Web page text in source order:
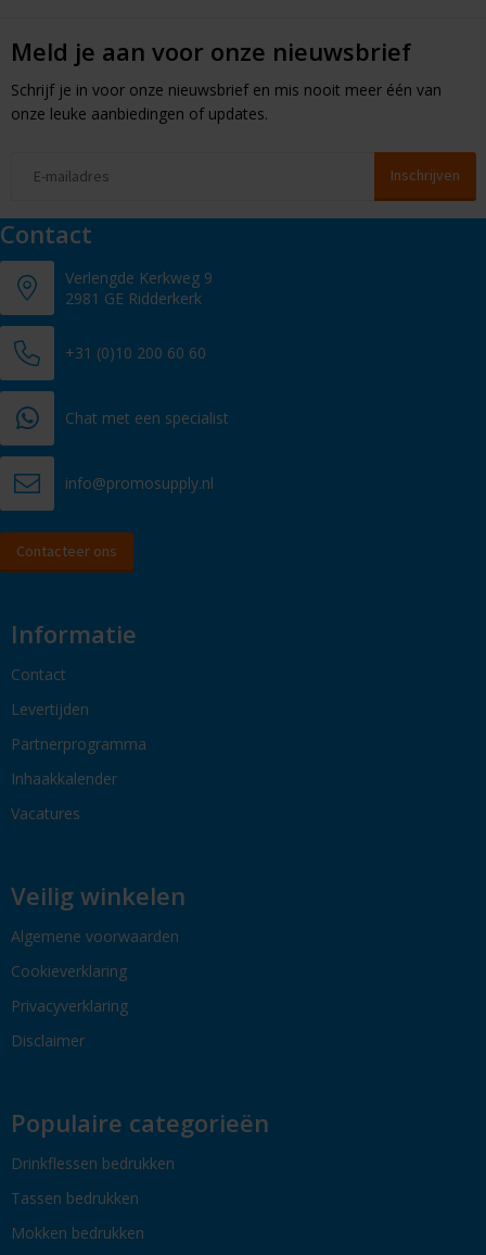
Meld je aan voor onze nieuwsbrief
Schrijf je in voor onze nieuwsbrief en mis nooit meer één van
onze leuke aanbiedingen of updates.
Contact
Verlengde Kerkweg 9
2981 GE Ridderkerk
+31 (0)10 200 60 60
Chat met een specialist
info@promosupply.nl
Contacteer ons
Informatie
Contact
Levertijden
Partnerprogramma
Inhaakkalender
Vacatures
Veilig winkelen
Algemene voorwaarden
Cookieverklaring
Privacyverklaring
Disclaimer
Populaire categorieën
Drinkflessen bedrukken
Tassen bedrukken
Mokken bedrukken